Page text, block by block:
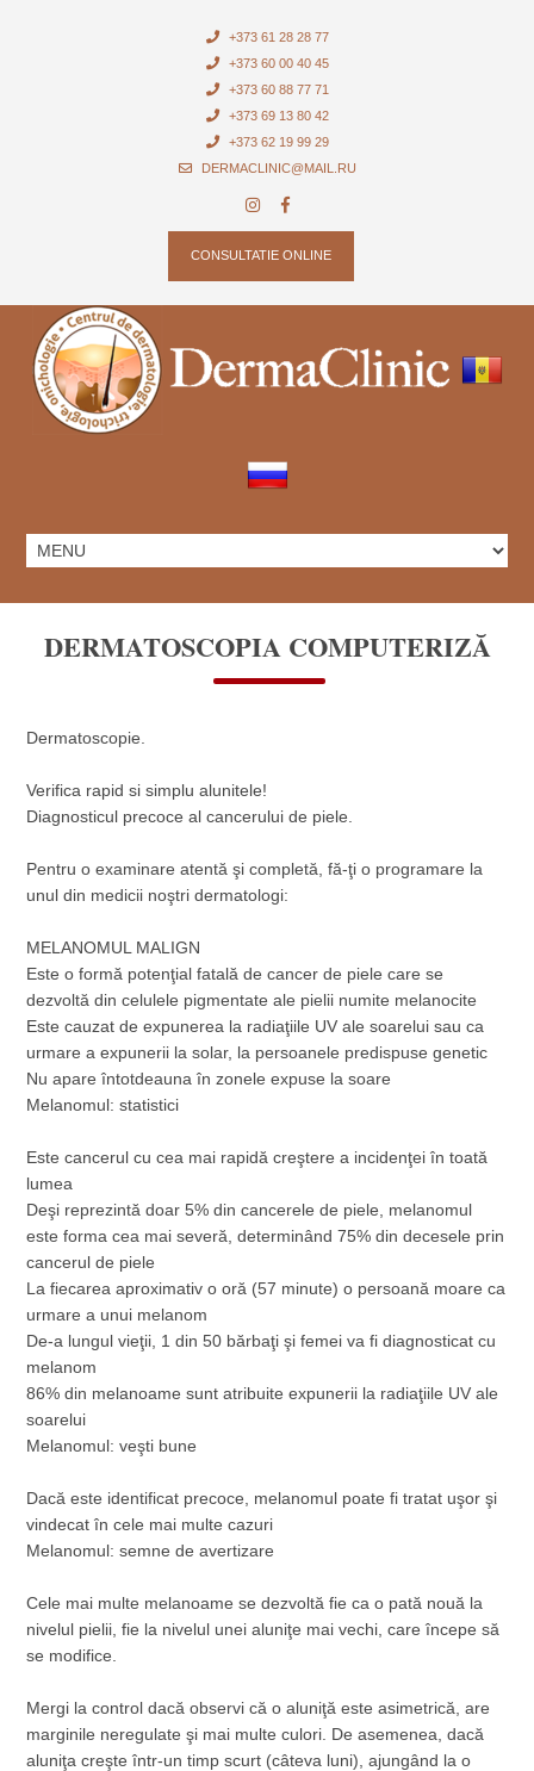
+373 61 28 28 77
+373 60 00 40 45
+373 60 88 77 71
+373 69 13 80 42
+373 62 19 99 29
DERMACLINIC@MAIL.RU
CONSULTATIE ONLINE
DERMATOSCOPIA COMPUTERIZĂ
Dermatoscopie.
Verifica rapid si simplu alunitele!
Diagnosticul precoce al cancerului de piele.
Pentru o examinare atentă şi completă, fă-ţi o programare la
unul din medicii noştri dermatologi:
MELANOMUL MALIGN
Este o formă potenţial fatală de cancer de piele care se
dezvoltă din celulele pigmentate ale pielii numite melanocite
Este cauzat de expunerea la radiaţiile UV ale soarelui sau ca
urmare a expunerii la solar, la persoanele predispuse genetic
Nu apare întotdeauna în zonele expuse la soare
Melanomul: statistici
Este cancerul cu cea mai rapidă creştere a incidenţei în toată
lumea
Deşi reprezintă doar 5% din cancerele de piele, melanomul
este forma cea mai severă, determinând 75% din decesele prin
cancerul de piele
La fiecarea aproximativ o oră (57 minute) o persoană moare ca
urmare a unui melanom
De-a lungul vieţii, 1 din 50 bărbaţi şi femei va fi diagnosticat cu
melanom
86% din melanoame sunt atribuite expunerii la radiaţiile UV ale
soarelui
Melanomul: veşti bune
Dacă este identificat precoce, melanomul poate fi tratat uşor şi
vindecat în cele mai multe cazuri
Melanomul: semne de avertizare
Cele mai multe melanoame se dezvoltă fie ca o pată nouă la
nivelul pielii, fie la nivelul unei aluniţe mai vechi, care începe să
se modifice.
Mergi la control dacă observi că o aluniţă este asimetrică, are
marginile neregulate şi mai multe culori. De asemenea, dacă
aluniţa creşte într-un timp scurt (câteva luni), ajungând la o